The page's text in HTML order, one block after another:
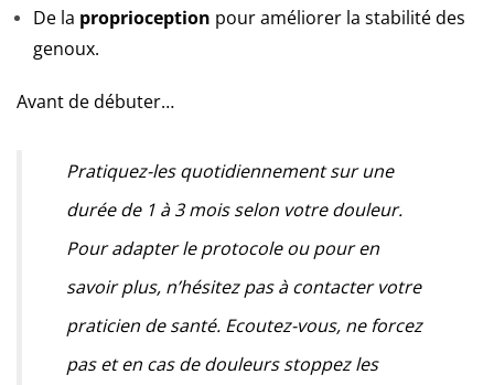
De la proprioception pour améliorer la stabilité des
genoux.
Avant de débuter…
Pratiquez-les quotidiennement sur une
durée de 1 à 3 mois selon votre douleur.
Pour adapter le protocole ou pour en
savoir plus, n’hésitez pas à contacter votre
praticien de santé. Ecoutez-vous, ne forcez
pas et en cas de douleurs stoppez les